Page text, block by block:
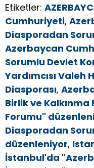
Etiketler:
Cumhuriyeti,
Diasporadan
Azerbaycan
Sorumlu Devlet
Yardımcısı Valeh
Diasporası,
Birlik ve Kalkınma
Forumu"
Diasporadan
düzenleniyor,
İstanbul'da